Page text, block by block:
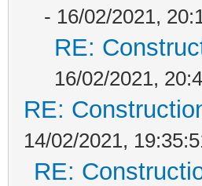
- 16/02/2021,
RE:
16/02/2021,
RE:
14/02/2021,
RE: